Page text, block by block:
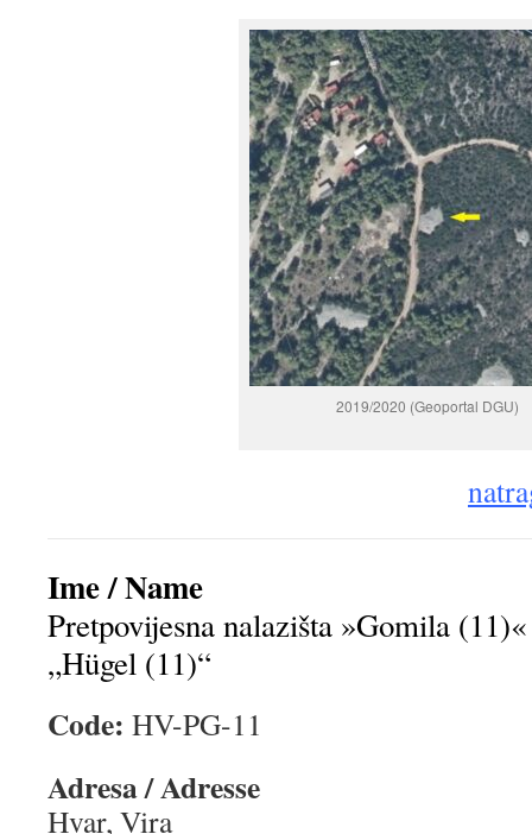
2019/2020 (Geoportal DGU)
Ime / Name
Pretpovijesna nalazišta »Gomila
„Hügel (11)“
Code: HV-PG-11
Adresa / Adresse
Hvar, Vira